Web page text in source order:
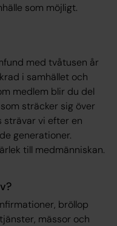
som möjligt.
med tvåtusen år
i samhället och
medlem blir du del
sträcker sig över
strävar vi efter en
generationer.
till medmänniskan.
bröllop
mässor och